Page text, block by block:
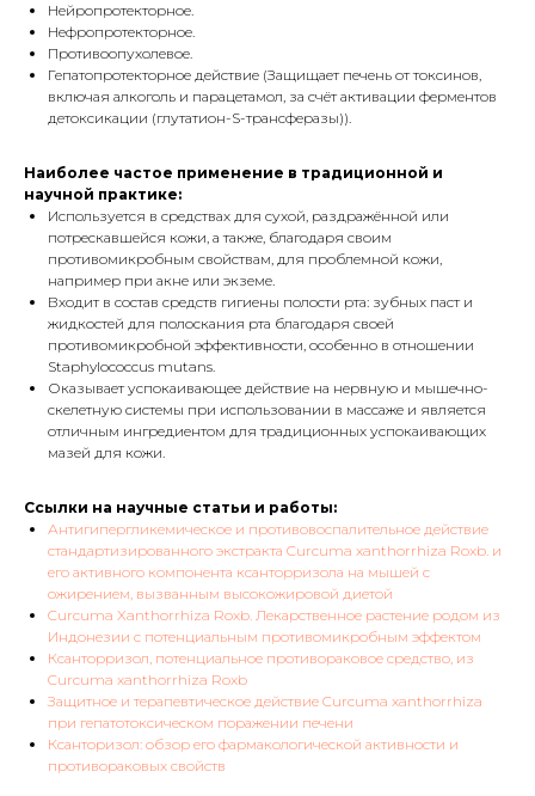
Нейропротекторное.
Нефропротекторное.
Противоопухолевое.
Гепатопротекторное действие (Защищает печень от токсинов,
включая алкоголь и парацетамол, за счёт активации ферментов
детоксикации (глутатион-S-трансферазы)).
Наиболее частое применение в традиционной и
научной практике:
Используется в средствах для сухой, раздражённой или
потрескавшейся кожи, а также, благодаря своим
противомикробным свойствам, для проблемной кожи,
например при акне или экземе.
Входит в состав средств гигиены полости рта: зубных паст и
жидкостей для полоскания рта благодаря своей
противомикробной эффективности, особенно в отношении
Staphylococcus mutans.
Оказывает успокаивающее действие на нервную и мышечно-
скелетную системы при использовании в массаже и является
отличным ингредиентом для традиционных успокаивающих
мазей для кожи.
Ссылки на научные статьи и работы:
Антигипергликемическое и противовоспалительное действие
стандартизированного экстракта Curcuma xanthorrhiza Roxb. и
его активного компонента ксанторризола на мышей с
ожирением, вызванным высокожировой диетой
Curcuma Xanthorrhiza Roxb. Лекарственное растение родом из
Индонезии с потенциальным противомикробным эффектом
Ксанторризол, потенциальное противораковое средство, из
Curcuma xanthorrhiza Roxb
Защитное и терапевтическое действие Curcuma xanthorrhiza
при гепатотоксическом поражении печени
Ксанторизол: обзор его фармакологической активности и
противораковых свойств